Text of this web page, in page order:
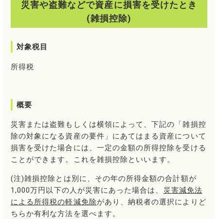
災害や盗難などで資産に損害を受けたとき
(雑損控除)
対象税目
所得税
概要
災害または盗難もしくは横領によって、下記の「雑損控
除の対象になる資産の要件」にあてはまる資産について
損害を受けた場合には、一定の金額の所得控除を受ける
ことができます。これを雑損控除といいます。
(注)雑損控除とは別に、その年の所得金額の合計額が
1,000万円以下の人が災害にあった場合は、 災害減免法
による所得税の軽減免除があり、納税者の選択によりど
ちらか有利な方法を選べます。